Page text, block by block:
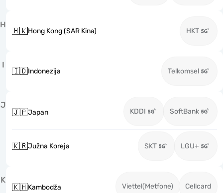
H
🇭🇰Hong Kong (SAR Kina) HKT
I
🇮🇩Indonezija Telkomsel
J
🇯🇵Japan KDDI SoftBank
🇰🇷Južna Koreja SKT LGU+
K
🇰🇭Kambodža Viettel(Metfone) Cellcard